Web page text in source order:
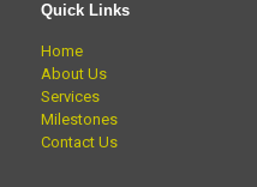
Quick Links
Home
About Us
Services
Milestones
Contact Us